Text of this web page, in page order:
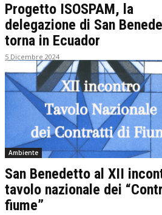
Progetto ISOSPAM, la
delegazione di San
torna in Ecuador
5 Dicembre 2024
Ambiente
San Benedetto al XII
tavolo nazionale dei
fiume”